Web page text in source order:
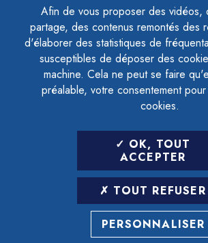
Afin de vous proposer des vidéos,
partage, des contenus remontés des
d'élaborer des statistiques de
susceptibles de déposer des
machine. Cela ne peut se faire
préalable, votre consentement
cookies.
OK, TOUT
ACCEPTER
TOUT REFUSER
PERSONNALISER
ACCESSIBILITÉ - PARTIELLEMENT
PLAN DU SITE
MENTIONS LÉGALES
CONTACTER LE DÉLÉGUÉ À LA
GESTION DES COOKIES
LETTRE
SAISIR VOTRE ADRESSE E-
POUR VOUS INSCRIRE :
ARCHIVES